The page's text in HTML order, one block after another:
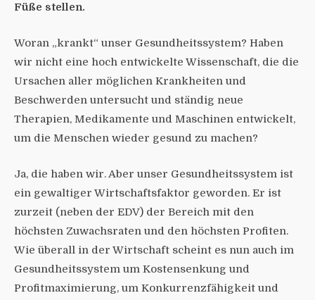
Füße stellen.
Woran „krankt“ unser Gesundheitssystem? Haben
wir nicht eine hoch entwickelte Wissenschaft, die die
Ursachen aller möglichen Krankheiten und
Beschwerden untersucht und ständig neue
Therapien, Medikamente und Maschinen entwickelt,
um die Menschen wieder gesund zu machen?
Ja, die haben wir. Aber unser Gesundheitssystem ist
ein gewaltiger Wirtschaftsfaktor geworden. Er ist
zurzeit (neben der EDV) der Bereich mit den
höchsten Zuwachsraten und den höchsten Profiten.
Wie überall in der Wirtschaft scheint es nun auch im
Gesundheitssystem um Kostensenkung und
Profitmaximierung, um Konkurrenzfähigkeit und